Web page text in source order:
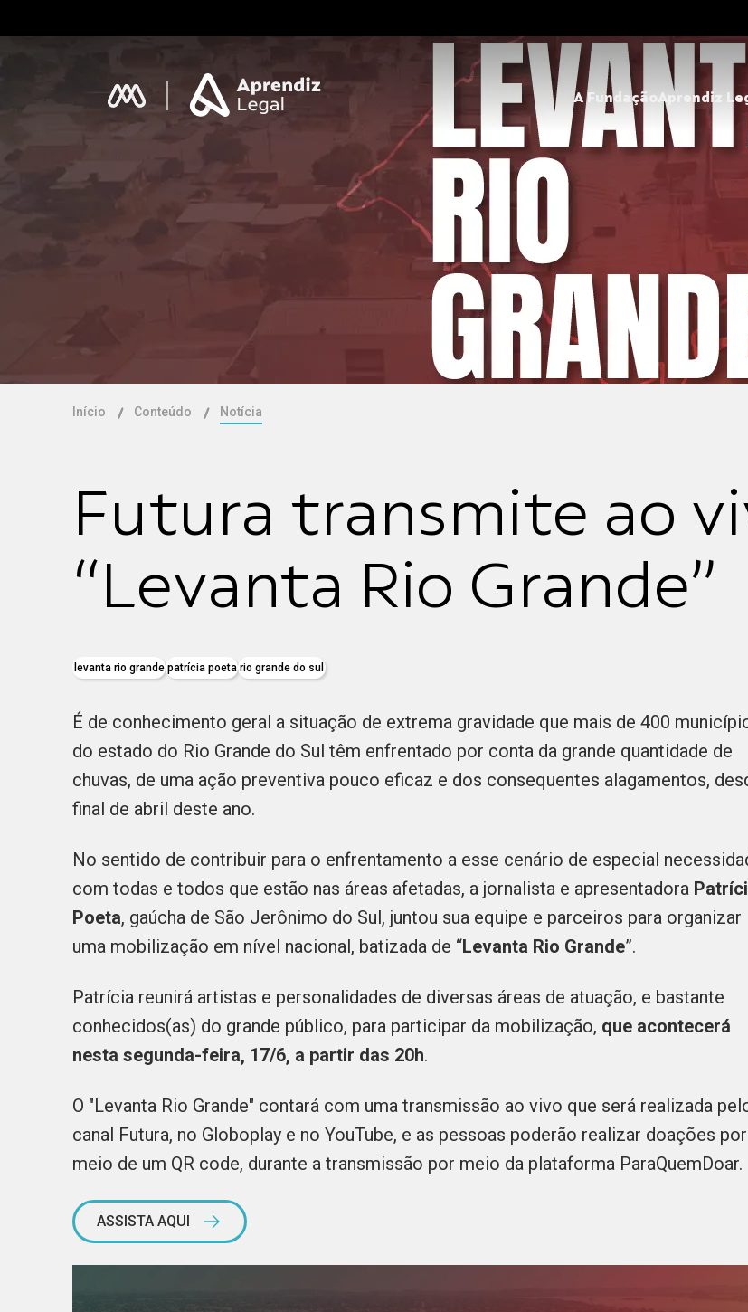
A FundaçãoAprendiz
Início Conteúdo Notícia
Futura transmite ao
“Levanta Rio Grande”
levanta rio grande patrícia poeta rio grande do sul
É de conhecimento geral a situação de extrema gravidade que mais de 400
do estado do Rio Grande do Sul têm enfrentado por conta da grande quantidade de
chuvas, de uma ação preventiva pouco eficaz e dos consequentes alagamentos,
final de abril deste ano.
No sentido de contribuir para o enfrentamento a esse cenário de especial
com todas e todos que estão nas áreas afetadas, a jornalista e apresentadora
Poeta, gaúcha de São Jerônimo do Sul, juntou sua equipe e parceiros para organizar
uma mobilização em nível nacional, batizada de “Levanta Rio Grande”.
Patrícia reunirá artistas e personalidades de diversas áreas de atuação, e bastante
conhecidos(as) do grande público, para participar da mobilização, que acontecerá
nesta segunda-feira, 17/6, a partir das 20h.
O "Levanta Rio Grande" contará com uma transmissão ao vivo que será realizada
canal Futura, no Globoplay e no YouTube, e as pessoas poderão realizar doações por
meio de um QR code, durante a transmissão por meio da plataforma ParaQuemDoar.
ASSISTA AQUI